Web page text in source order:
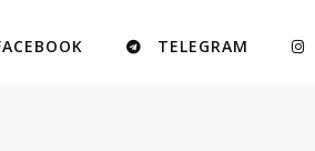
TELEGRAM